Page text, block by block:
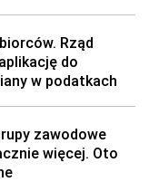
Rząd
do
w podatkach
zawodowe
więcej. Oto